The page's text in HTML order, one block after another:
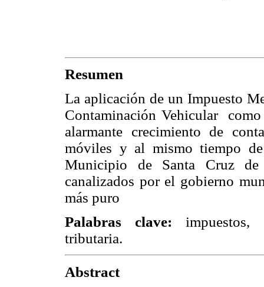
Resumen
La aplicación de un Impuesto
Contaminación Vehicular
alarmante crecimiento de
móviles y al mismo tiempo
Municipio de Santa Cruz de
canalizados por el gobierno
más puro
Palabras clave: impuestos,
tributaria.
Abstract